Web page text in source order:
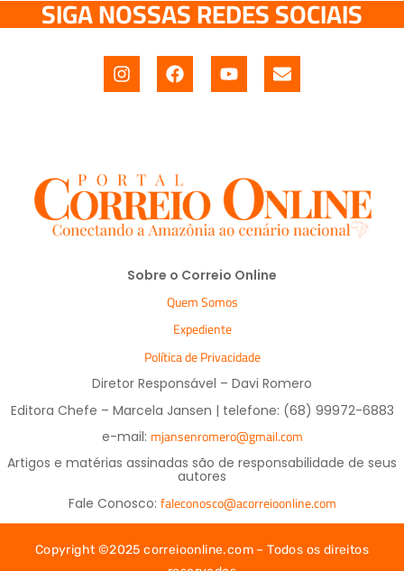
SIGA NOSSAS REDES SOCIAIS
Sobre o Correio Online
Quem Somos
Expediente
Política de Privacidade
Diretor Responsável – Davi Romero
Editora Chefe – Marcela Jansen | telefone: (68) 99972-6883
e-mail: mjansenromero@gmail.com
Artigos e matérias assinadas são de responsabilidade de seus
autores
Fale Conosco: faleconosco@acorreioonline.com
Copyright ©2025 correioonline.com – Todos os direitos